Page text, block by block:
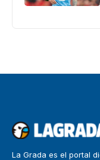
La Grada es el portal